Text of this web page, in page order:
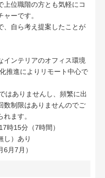
上位職階の方とも気軽にコ
ーです。
、自ら考え提案したことが
ンテリアのオフィス環境
推進によりリモート中心で
はありませんし、頻繁に出
数制限はありませんのでご
ます。
時15分（7時間）
し）あり
月7月）